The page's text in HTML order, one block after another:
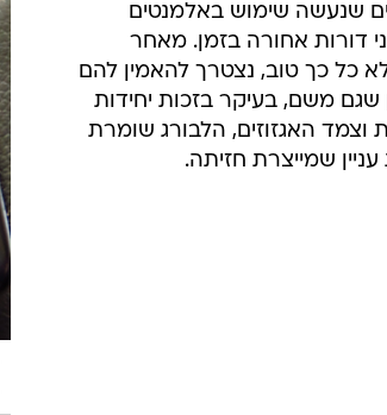
שנעשה שימוש באלמנטים
דורות אחורה בזמן. מאחר
לא כל כך טוב, נצטרך להאמין להם
שגם משם, בעיקר בזכות יחידות
וצמד האגזוזים, הלבורג שומרת
שמייצרת חזיתה.